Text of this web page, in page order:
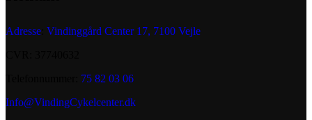
Adresse Vindinggård Center 17, 7100 Vejle
75 82 03 06
Info@VindingCykelcenter.dk